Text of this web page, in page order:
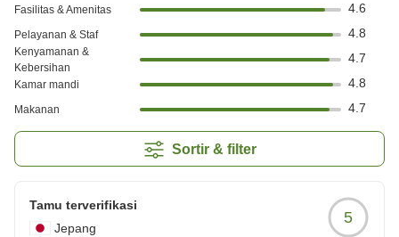
Fasilitas & Amenitas 4.6
Pelayanan & Staf 4.8
Kenyamanan &
Kebersihan
4.7
Kamar mandi 4.8
Makanan 4.7
Sortir & filter
Tamu terverifikasi
Jepang
5